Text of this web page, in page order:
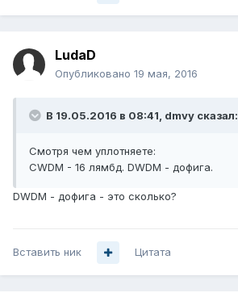
LudaD
Опубликовано 19 мая, 2016
В 19.05.2016 в 08:41, dmvy сказал:
Смотря чем уплотняете:
CWDM - 16 лямбд. DWDM - дофига.
DWDM - дофига - это сколько?
Вставить ник Цитата